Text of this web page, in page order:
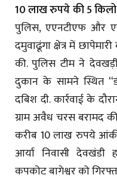
10 लाख रुपये की 5
पुलिस, एएनटीएफ और
दमुवाढूंगा क्षेत्र में
की. पुलिस टीम ने
दुकान के सामने स्थित
दबिश दी. कार्रवाई के
ग्राम अवैध चरस बरामद
करीब 10 लाख रुपये
आर्या निवासी देवखंडी
कपकोट बागेश्वर को